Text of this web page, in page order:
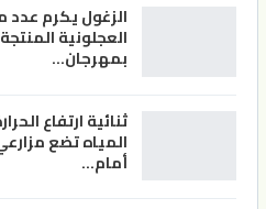
الزغول يكرم عدد
العجلونية
بمهرجان…
ثنائية ارتفاع
المياه تضع
أمام…